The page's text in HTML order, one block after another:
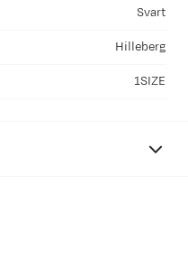
Svart
Hilleberg
1SIZE